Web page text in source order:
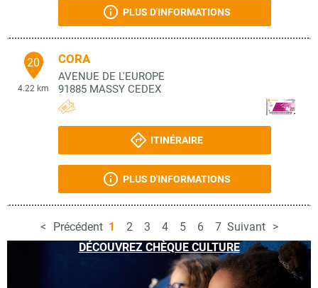
PLUS D'INFORMATIONS
20
4.22 km
CORA
AVENUE DE L'EUROPE
91885 MASSY CEDEX
ITINÉRAIRE
PLUS D'INFORMATIONS
Précédent 1 2 3 4 5 6 7 Suivant
DÉCOUVREZ CHÈQUE CULTURE